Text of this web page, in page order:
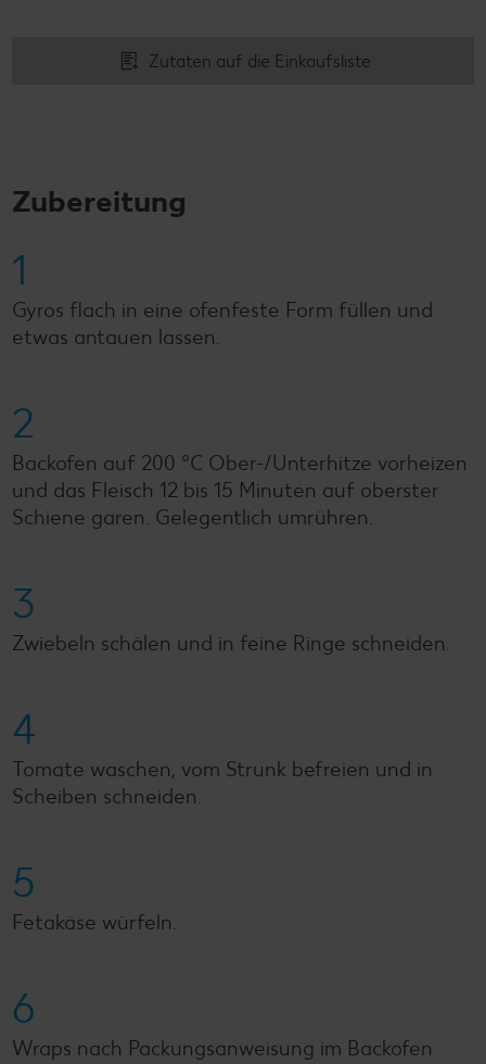
Zutaten auf die Einkaufsliste
Zubereitung
1
Gyros flach in eine ofenfeste Form füllen und
etwas antauen lassen.
2
Backofen auf 200 °C Ober-/Unterhitze vorheizen
und das Fleisch 12 bis 15 Minuten auf oberster
Schiene garen. Gelegentlich umrühren.
3
Zwiebeln schälen und in feine Ringe schneiden.
4
Tomate waschen, vom Strunk befreien und in
Scheiben schneiden.
5
Fetakäse würfeln.
6
Wraps nach Packungsanweisung im Backofen